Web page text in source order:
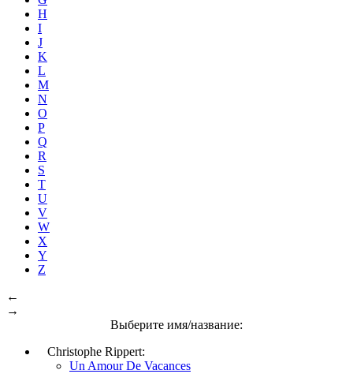
H
I
J
K
L
M
N
O
P
Q
R
S
T
U
V
W
X
Y
Z
←
→
Выберите имя/название:
Christophe Rippert:
Un Amour De Vacances